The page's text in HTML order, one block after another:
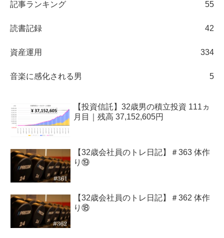
記事ランキング 55
読書記録 42
資産運用 334
音楽に感化される男 5
【投資信託】32歳男の積立投資 111ヵ
月目｜残高 37,152,605円
【32歳会社員のトレ日記】＃363 体作
り⑲
【32歳会社員のトレ日記】＃362 体作
り⑱